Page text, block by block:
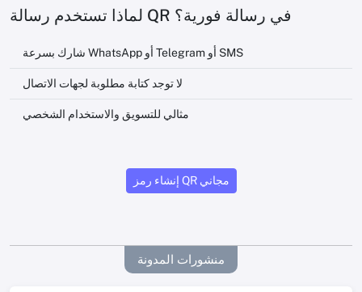
لماذا تستخدم رسالة QR في رسالة فورية؟
شارك بسرعة WhatsApp أو Telegram أو SMS
لا توجد كتابة مطلوبة لجهات الاتصال
مثالي للتسويق والاستخدام الشخصي
إنشاء رمز QR مجاني
منشورات المدونة